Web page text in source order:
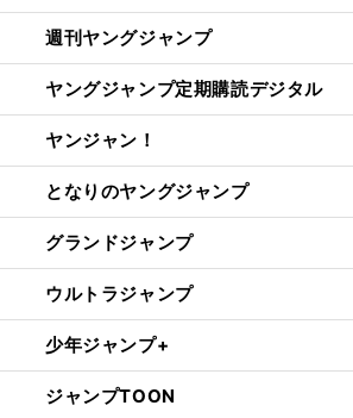
週刊ヤングジャンプ
ヤングジャンプ定期購読デジタル
ヤンジャン！
となりのヤングジャンプ
グランドジャンプ
ウルトラジャンプ
少年ジャンプ+
ジャンプTOON